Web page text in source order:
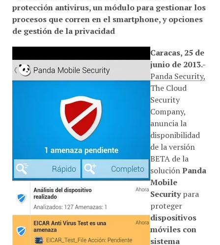
protección antivirus, un módulo para gestionar los
procesos que corren en el smartphone, y opciones
de gestión de la privacidad
Caracas, 25 de
junio de 2013.-
Panda Security,
The Cloud
Security
Company,
anuncia la
disponibilidad
de la versión
BETA de la
solución Panda
Mobile
Security
proteger
dispositivos
móviles con
sistema